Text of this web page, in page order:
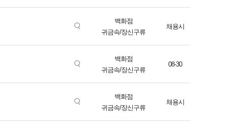
백화점
귀금속/장신구류
채용시
백화점
귀금속/장신구류
08-30
백화점
귀금속/장신구류
채용시